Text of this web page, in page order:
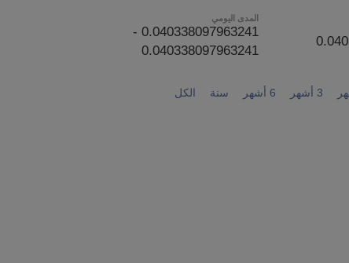
المدى اليومي
0.040338097963241 -
0.040338097963241
3 أشهر 6 أشهر سنة الكل